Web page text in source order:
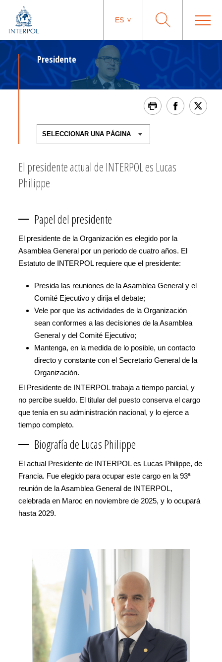
ES
Presidente
El presidente actual de INTERPOL es Lucas
Philippe
Papel del presidente
El presidente de la Organización es elegido por la
Asamblea General por un periodo de cuatro años. El
Estatuto de INTERPOL requiere que el presidente:
Presida las reuniones de la Asamblea General y el
Comité Ejecutivo y dirija el debate;
Vele por que las actividades de la Organización
sean conformes a las decisiones de la Asamblea
General y del Comité Ejecutivo;
Mantenga, en la medida de lo posible, un contacto
directo y constante con el Secretario General de la
Organización.
El Presidente de INTERPOL trabaja a tiempo parcial, y
no percibe sueldo. El titular del puesto conserva el cargo
que tenía en su administración nacional, y lo ejerce a
tiempo completo.
Biografía de Lucas Philippe
El actual Presidente de INTERPOL es Lucas Philippe, de
Francia. Fue elegido para ocupar este cargo en la 93ª
reunión de la Asamblea General de INTERPOL,
celebrada en Maroc en noviembre de 2025, y lo ocupará
hasta 2029.